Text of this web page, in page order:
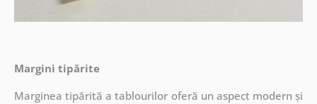
Margini tipărite
Marginea tipărită a tablourilor oferă un aspect modern și